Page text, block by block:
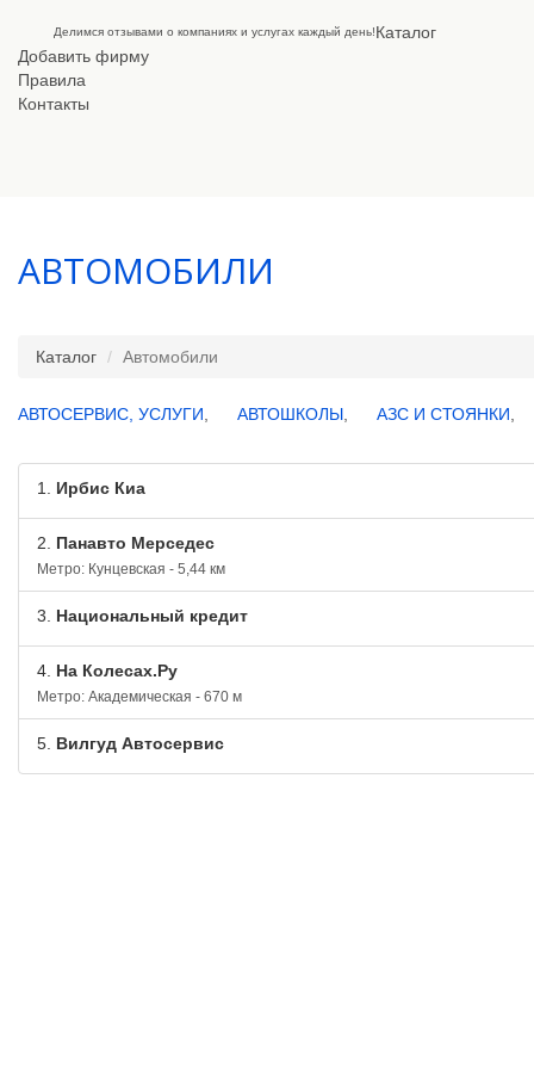
Делимся отзывами о компаниях и услугах каждый день!Каталог
Добавить фирму
Правила
Контакты
АВТОМОБИЛИ
Каталог Автомобили
АВТОСЕРВИС, УСЛУГИ АВТОШКОЛЫ АЗС И СТОЯНКИ
1. Ирбис Киа
2. Панавто Мерседес
Метро: Кунцевская - 5,44 км
3. Национальный кредит
4. На Колесах.Ру
Метро: Академическая - 670 м
5. Вилгуд Автосервис